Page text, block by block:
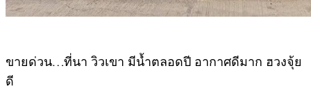
ขายด่วน…ที่นา วิวเขา มีน้ำตลอดปี อากาศดีมาก ฮวงจุ้ย
ดี